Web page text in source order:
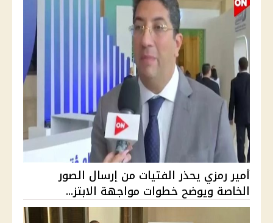
أمير رمزي يحذر الفتيات من إرسال الصور
الخاصة ويوضح خطوات مواجهة الابتز...